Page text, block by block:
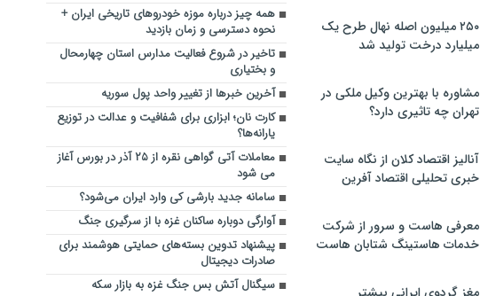
۲۵۰ میلیون اصله نهال طرح یک
میلیارد درخت تولید شد
مشاوره با بهترین وکیل ملکی در
تهران چه تاثیری دارد؟
آنالیز اقتصاد کلان از نگاه سایت
خبری تحلیلی اقتصاد آفرین
معرفی هاست و سرور از شرکت
خدمات هاستینگ شتابان هاست
همه چیز درباره موزه خودروهای تاریخی ایران +
نحوه دسترسی و زمان بازدید
تاخیر در شروع فعالیت مدارس استان چهارمحال
و بختیاری
آخرین خبرها از تغییر واحد پول سوریه
کارت نان؛ ابزاری برای شفافیت و عدالت در توزیع
یارانه‌ها؟
معاملات آتی گواهی نقره از ۲۵ آذر در بورس آغاز
می شود
سامانه جدید بارشی کی وارد ایران می‌شود؟
آوارگی دوباره ساکنان غزه با از سرگیری جنگ
پیشنهاد تدوین بسته‌های حمایتی هوشمند برای
صادرات دیجیتال
سیگنال آتش بس جنگ غزه به بازار سکه